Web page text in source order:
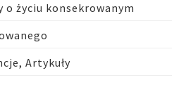
życiu konsekrowanym
Artykuły